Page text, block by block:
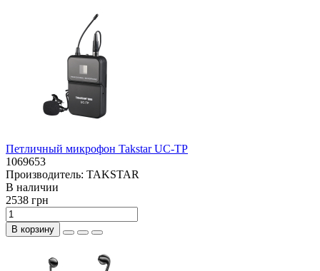
Петличный микрофон Takstar UC-TP
1069653
Производитель: TAKSTAR
В наличии
2538 грн
В корзину